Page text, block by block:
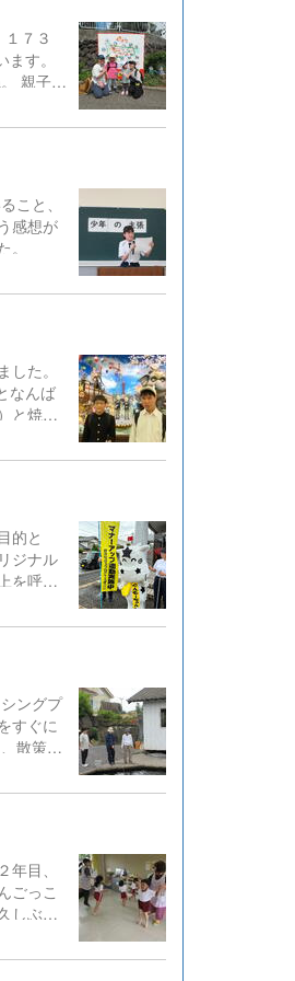
７３
す。
親子遠
涯学習
見て
部の幼
６月５
と、
感想が
た。
なんば
と焼き
能しま
り、
パー
た。
的と
ジナル
を呼び
ングプ
すぐに
散策を
目、
ごっこ
しぶり